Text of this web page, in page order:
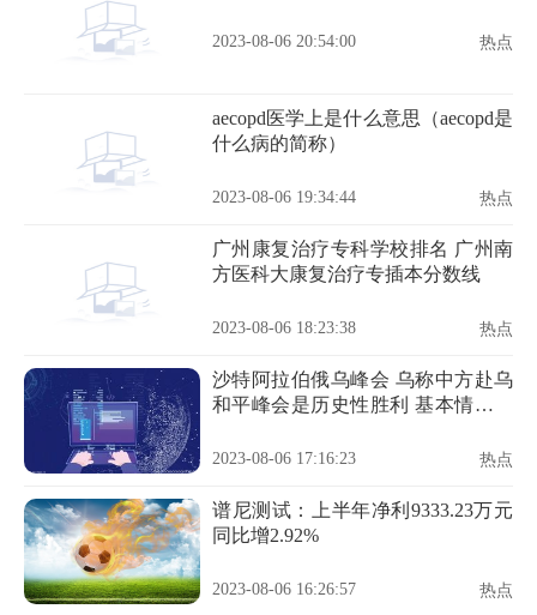
2023-08-06 20:54:00 热点
aecopd医学上是什么意思（aecopd是
什么病的简称）
2023-08-06 19:34:44 热点
广州康复治疗专科学校排名 广州南
方医科大康复治疗专插本分数线
2023-08-06 18:23:38 热点
沙特阿拉伯俄乌峰会 乌称中方赴乌
和平峰会是历史性胜利 基本情况讲
2023-08-06 17:16:23 热点
谱尼测试：上半年净利9333.23万元
同比增2.92%
2023-08-06 16:26:57 热点